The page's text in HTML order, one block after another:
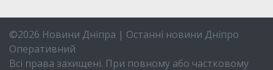
©2026 Новини Дніпра | Останні новини Дніпро
Оперативний
Всі права захищені. При повному або частковому